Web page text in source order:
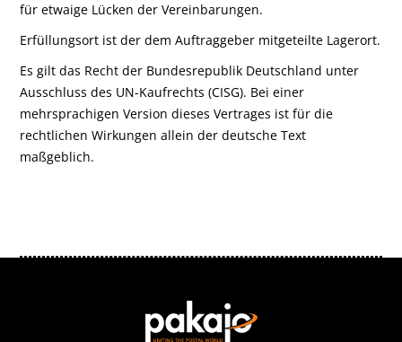
für etwaige Lücken der Vereinbarungen.
Erfüllungsort ist der dem Auftraggeber mitgeteilte Lagerort.
Es gilt das Recht der Bundesrepublik Deutschland unter
Ausschluss des UN-Kaufrechts (CISG). Bei einer
mehrsprachigen Version dieses Vertrages ist für die
rechtlichen Wirkungen allein der deutsche Text
maßgeblich.